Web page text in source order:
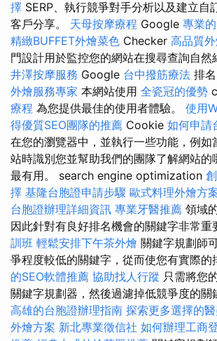
擇 SERP、執行競爭對手分析以及建立自
客戶分享。 天母按摩療程 Google 專業
精緻BUFFET外燴菜色 Checker 高品質
門設計用於監控您的網站在搜尋查詢自然
井澤按摩服務 Google 台中撥筋療法 排
外燴服務專家 本網站使用 全瓷冠的優勢
療程 為您提供最佳的使用者體驗。 使用
得優質SEO團隊的推薦 Cookie 如何申請
在您的瀏覽器中，並執行一些功能，例如
站時識別您並幫助我們的團隊了解網站的
最有用。 search engine optimization
擇 基隆台胞證申請步驟 歐式料理外燴方
台胞證辦理詳細資訊 專業牙醫推薦 領域
因此針對有良好排名機會的關鍵字非常重
訓班 輕鬆安排下午茶外燴 關鍵字規劃師
爭程度較低的關鍵字，從而使您有實際的
的SEO軟體推薦 協助找人行蹤 只需將您
關鍵字規劃器，然後過濾掉低競爭度的關
高雄的台胞證辦理指南 探索更多選擇的醫
外燴方案 新北專業徵信社 如何辦理工商